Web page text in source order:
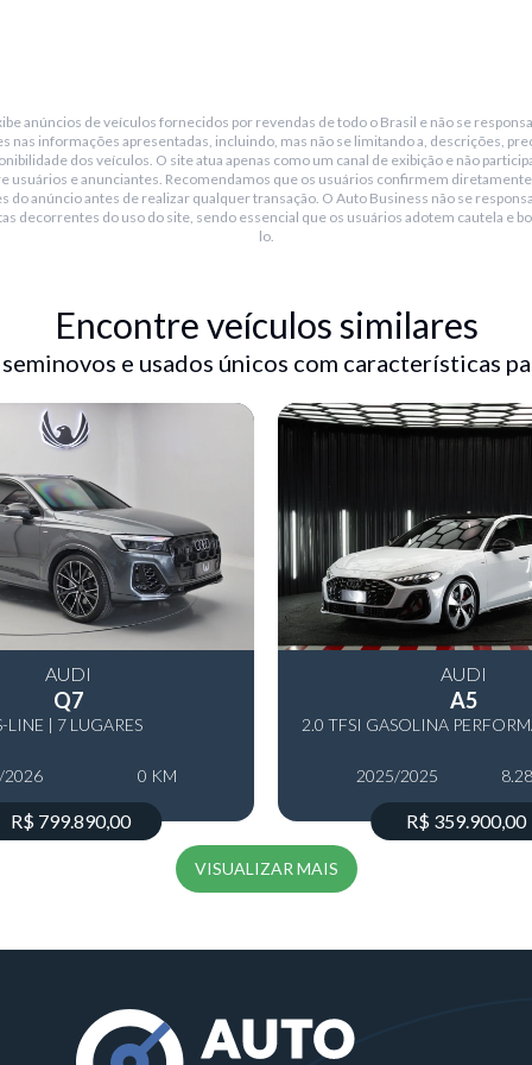
anúncios de veículos fornecidos por revendas de todo o Brasil e não se
nas informações apresentadas, incluindo, mas não se limitando a, descrições,
dos veículos. O site atua apenas como um canal de exibição e não
usuários e anunciantes. Recomendamos que os usuários confirmem
do anúncio antes de realizar qualquer transação. O Auto Business não se
decorrentes do uso do site, sendo essencial que os usuários adotem cautela e
lo.
Encontre veículos similares
e usados únicos com características
AUDI
Q7
LINE | 7 LUGARES
0 KM
R$ 799.890,00
AUDI
A5
2025/2025
R$ 359.900,00
VISUALIZAR MAIS